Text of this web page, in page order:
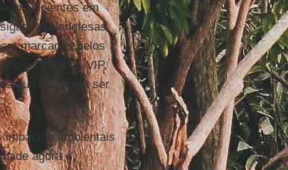
insuficientes em
tão indefesas
marcadas pelos
as vacinas VIP,
que merecem ser
ambientais
agora é